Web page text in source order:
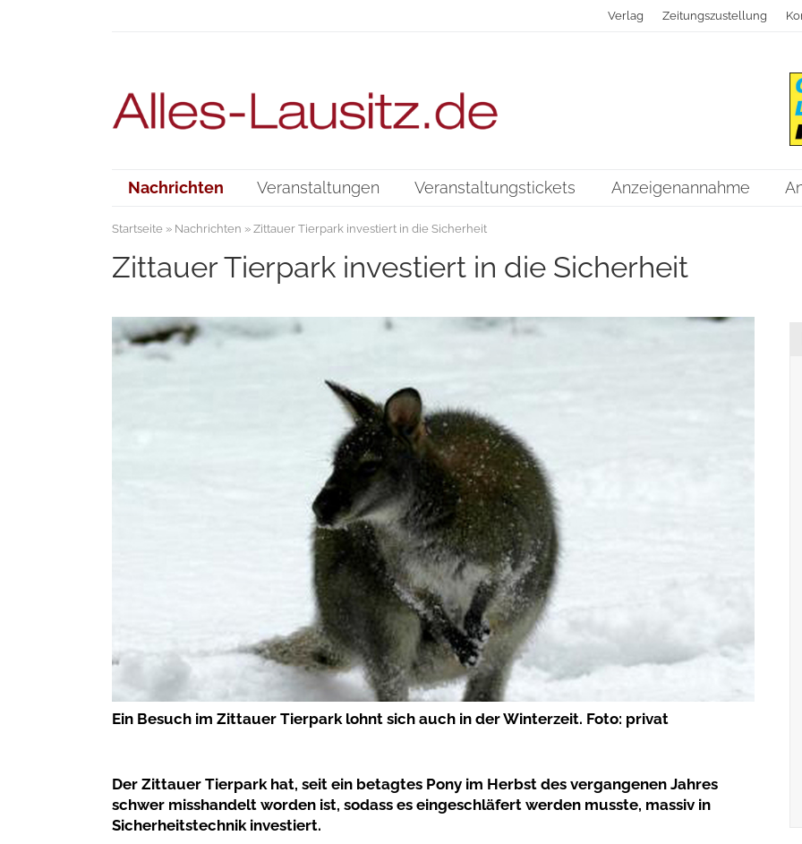
Verlag Zeitungszustellung
Nachrichten Veranstaltungen Veranstaltungstickets Anzeigenannahme
Startseite» Nachrichten » Zittauer Tierpark investiert in die Sicherheit
Zittauer Tierpark investiert in die Sicherheit
Ein Besuch im Zittauer Tierpark lohnt sich auch in der Winterzeit. Foto: privat
Der Zittauer Tierpark hat, seit ein betagtes Pony im Herbst des vergangenen Jahres
schwer misshandelt worden ist, sodass es eingeschläfert werden musste, massiv in
Sicherheitstechnik investiert.